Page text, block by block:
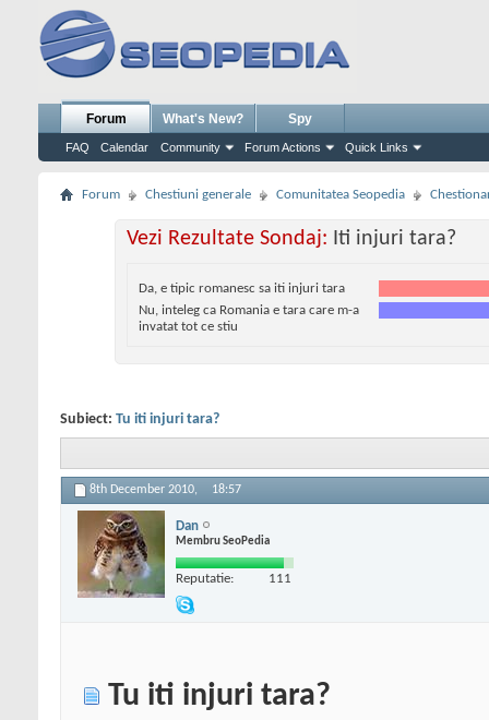
Forum
FAQ Calendar Community Forum Actions Quick Links
What's New? Spy
Forum Chestiuni generale Comunitatea Seopedia
Vezi Rezultate Sondaj: Iti injuri tara?
Da, e tipic romanesc sa iti injuri tara
Nu, inteleg ca Romania e tara care m-a
invatat tot ce stiu
Subiect: Tu iti injuri tara?
8th December 2010, 18:57
Dan
Membru SeoPedia
Reputatie: 111
Tu iti injuri tara?